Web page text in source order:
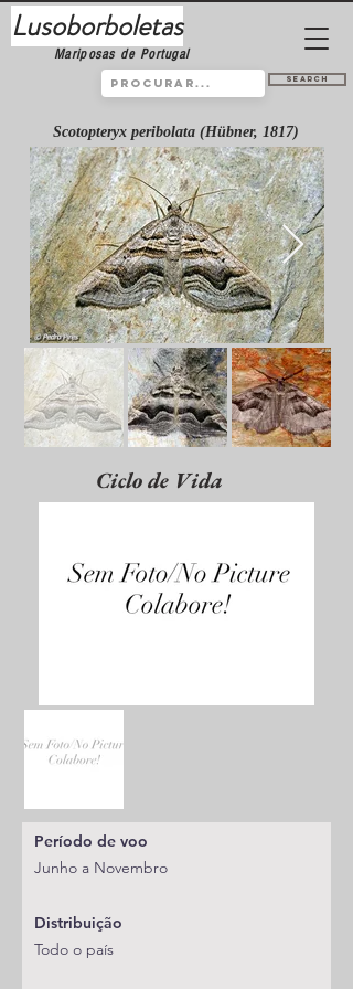
Lusoborboletas
Mariposas de Portugal
Search
Scotopteryx peribolata (Hübner, 1817)
Ciclo de Vida
Período de voo
Junho a Novembro
Distribuição
Todo o país